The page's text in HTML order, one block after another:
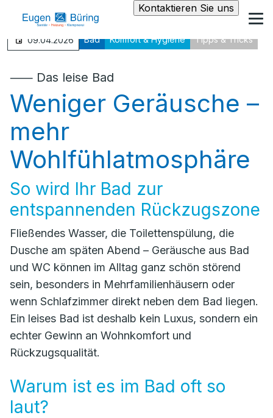
Kontaktieren Sie uns
09.04.2026 Bad Komfort & Hygiene Tipps & Tricks
⸺ Das leise Bad
Weniger Geräusche –
mehr
Wohlfühlatmosphäre
So wird Ihr Bad zur
entspannenden Rückzugszone
Fließendes Wasser, die Toilettenspülung, die
Dusche am späten Abend – Geräusche aus Bad
und WC können im Alltag ganz schön störend
sein, besonders in Mehrfamilienhäusern oder
wenn Schlafzimmer direkt neben dem Bad liegen.
Ein leises Bad ist deshalb kein Luxus, sondern ein
echter Gewinn an Wohnkomfort und
Rückzugsqualität.
Warum ist es im Bad oft so
laut?